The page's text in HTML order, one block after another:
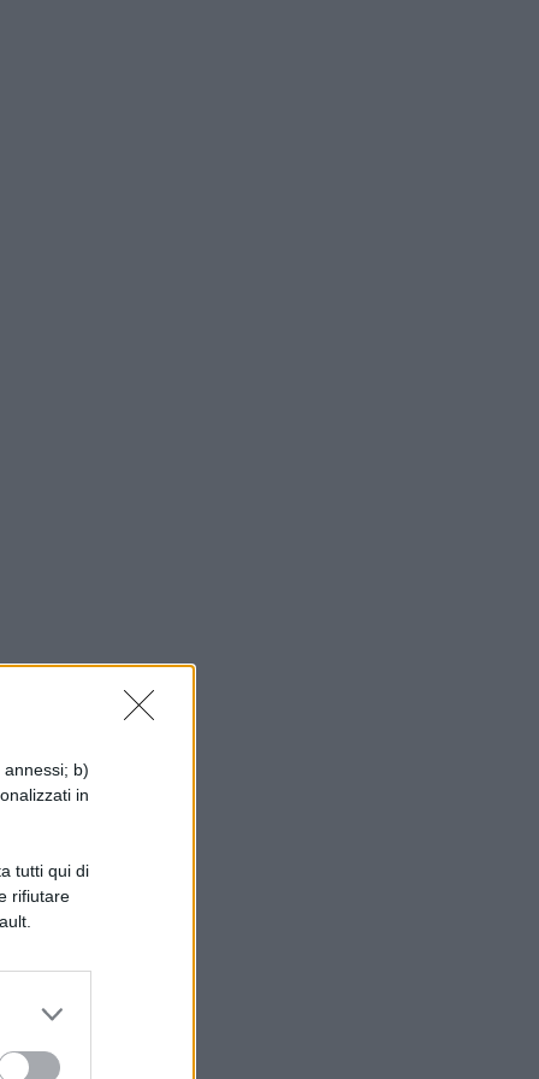
b)
in
tutti qui di
rifiutare